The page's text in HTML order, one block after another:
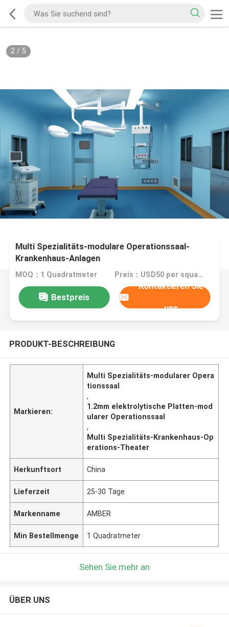
2/ 5
Multi Spezialitäts-modulare Operationssaal-
Krankenhaus-Anlagen
MOQ：1 Quadratmeter Preis：USD50 per square meter
Bestpreis
Kontaktieren Sie
uns
PRODUKT-BESCHREIBUNG
Markieren:
Multi Spezialitäts-modularer Opera
tionssaal
,
1.2mm elektrolytische Platten-mod
ularer Operationssaal
,
Multi Spezialitäts-Krankenhaus-Op
erations-Theater
Herkunftsort China
Lieferzeit 25-30 Tage
Markenname AMBER
Min Bestellmenge 1 Quadratmeter
Sehen Sie mehr an
ÜBER UNS